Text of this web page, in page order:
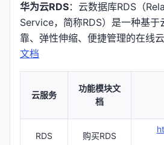
华为云RDS：云数据库RDS（
Service，简称RDS）是一种基于
靠、弹性伸缩、便捷管理的在线云
文档
云服务
功能模块文
档
RDS 购买RDS